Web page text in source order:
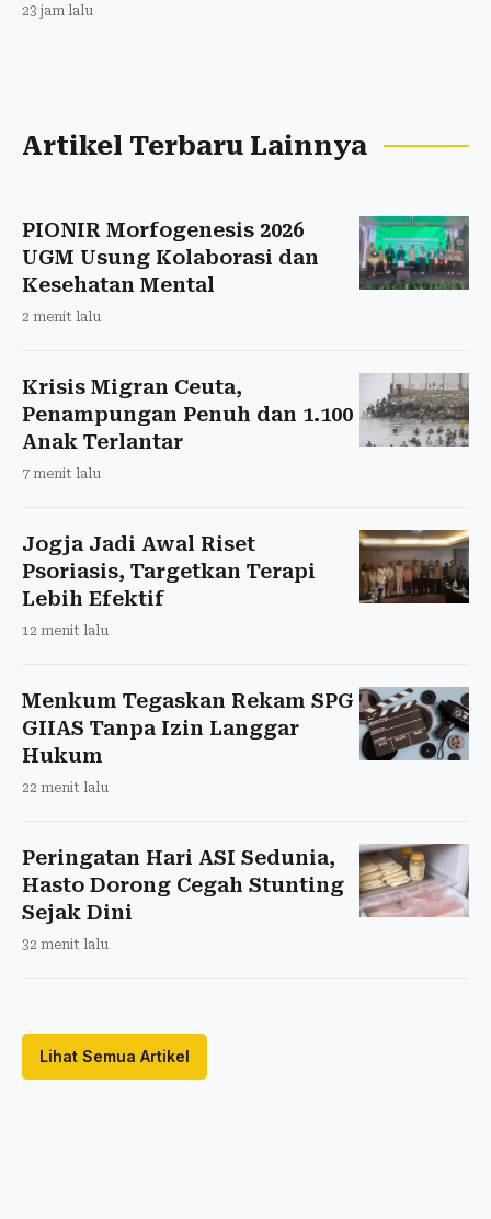
23 jam lalu
Artikel Terbaru Lainnya
PIONIR Morfogenesis 2026
UGM Usung Kolaborasi dan
Kesehatan Mental
2 menit lalu
Krisis Migran Ceuta,
Penampungan Penuh dan 1.100
Anak Terlantar
7 menit lalu
Jogja Jadi Awal Riset
Psoriasis, Targetkan Terapi
Lebih Efektif
12 menit lalu
Menkum Tegaskan Rekam SPG
GIIAS Tanpa Izin Langgar
Hukum
22 menit lalu
Peringatan Hari ASI Sedunia,
Hasto Dorong Cegah Stunting
Sejak Dini
32 menit lalu
Lihat Semua Artikel